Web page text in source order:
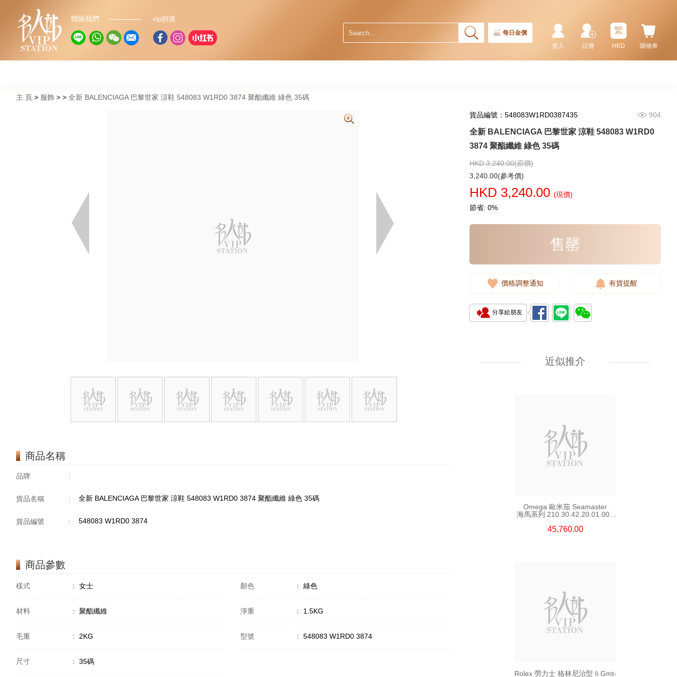
聯絡我們 vip頻道
每日金價
購物車
繁
HKD
註冊
登入
主 頁 服飾 全新 BALENCIAGA 巴黎世家 涼鞋 548083 W1RD0 3874 聚酯纖維 綠色 35碼
商品名稱
品牌 :
貨品名稱 : 全新 BALENCIAGA 巴黎世家 涼鞋 548083 W1RD0 3874 聚酯纖維 綠色 35碼
貨品編號 : 548083 W1RD0 3874
商品參數
樣式 ： 女士 顏色 ： 綠色
材料 ： 聚酯纖維 淨重 ： 1.5KG
毛重 ： 2KG 型號 ： 548083 W1RD0 3874
尺寸 ： 35碼
貨品編號：548083W1RD0387435 904
全新 BALENCIAGA 巴黎世家 涼鞋 548083 W1RD0
3874 聚酯纖維 綠色 35碼
HKD 3,240.00(原價)
3,240.00(參考價)
HKD 3,240.00 (現價)
節省: 0%
售罄
價格調整通知 有貨提醒
分享給朋友
近似推介
國米圈 藍針
155,000.00
Submariner 124060-0001 精鋼
無日曆 黑水鬼
102,000.00
鋼 遊艇 灰面
107,000.00
Omega 歐米茄 Seamaster
海馬系列 210.30.42.20.01.002
45,760.00
Rolex 勞力士 格林尼治型 Ii Gmt-